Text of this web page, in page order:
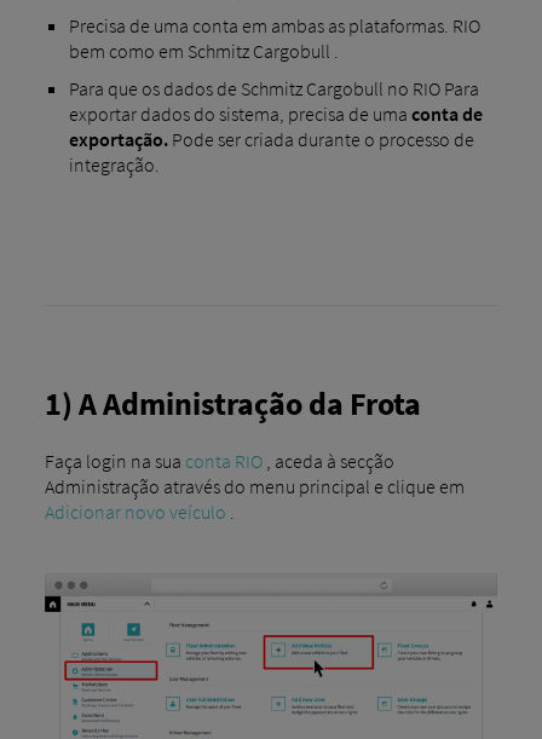
Precisa de uma conta em ambas as plataformas. RIO
bem como em Schmitz Cargobull .
Para que os dados de Schmitz Cargobull no RIO Para
exportar dados do sistema, precisa de uma conta de
exportação.Pode ser criada durante o processo de
integração.
1) A Administração da Frota
Faça login na sua conta RIO, aceda à secção
Administração através do menu principal e clique em
Adicionar novo veículo .